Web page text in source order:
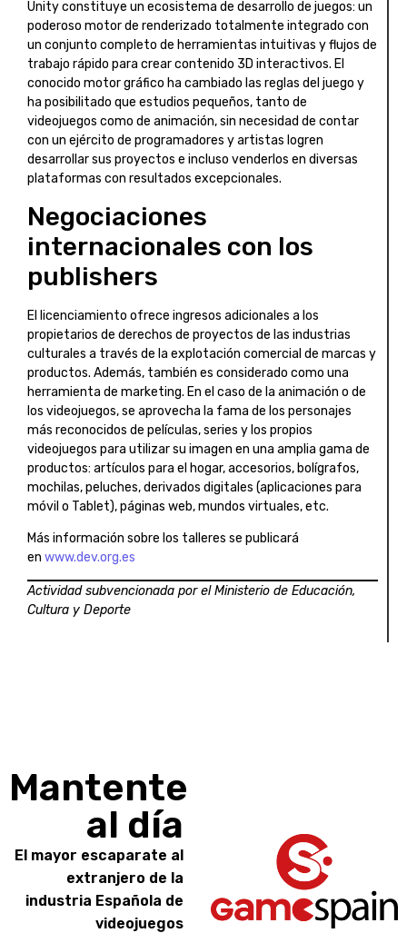
Unity constituye un ecosistema de desarrollo de juegos: un
poderoso motor de renderizado totalmente integrado con
un conjunto completo de herramientas intuitivas y flujos de
trabajo rápido para crear contenido 3D interactivos. El
conocido motor gráfico ha cambiado las reglas del juego y
ha posibilitado que estudios pequeños, tanto de
videojuegos como de animación, sin necesidad de contar
con un ejército de programadores y artistas logren
desarrollar sus proyectos e incluso venderlos en diversas
plataformas con resultados excepcionales.
Negociaciones
internacionales con los
publishers
El licenciamiento ofrece ingresos adicionales a los
propietarios de derechos de proyectos de las industrias
culturales a través de la explotación comercial de marcas y
productos. Además, también es considerado como una
herramienta de marketing. En el caso de la animación o de
los videojuegos, se aprovecha la fama de los personajes
más reconocidos de películas, series y los propios
videojuegos para utilizar su imagen en una amplia gama de
productos: artículos para el hogar, accesorios, bolígrafos,
mochilas, peluches, derivados digitales (aplicaciones para
móvil o Tablet), páginas web, mundos virtuales, etc.
Más información sobre los talleres se publicará
en www.dev.org.es
Actividad subvencionada por el Ministerio de Educación,
Cultura y Deporte
Mantente
al día
El mayor escaparate al
extranjero de la
industria Española de
videojuegos